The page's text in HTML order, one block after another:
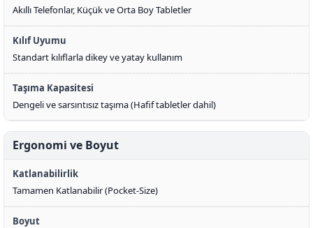
Akıllı Telefonlar, Küçük ve Orta Boy Tabletler
Kılıf Uyumu
Standart kılıflarla dikey ve yatay kullanım
Taşıma Kapasitesi
Dengeli ve sarsıntısız taşıma (Hafif tabletler dahil)
Ergonomi ve Boyut
Katlanabilirlik
Tamamen Katlanabilir (Pocket-Size)
Boyut